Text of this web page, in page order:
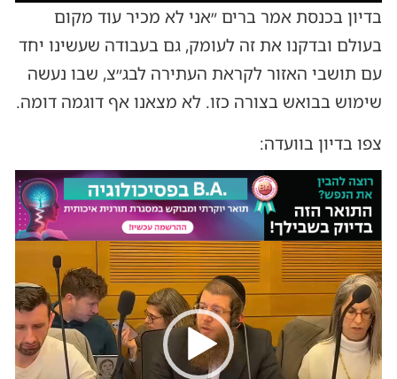
בדיון בכנסת אמר ברים ״אני לא מכיר עוד מקום
בעולם ובדקנו את זה לעומק, גם בעבודה שעשינו יחד
עם תושבי האזור לקראת העתירה לבג״צ, שבו נעשה
שימוש בבואש בצורה כזו. לא מצאנו אף דוגמה דומה.
צפו בדיון בוועדה:
נגן
וידאו